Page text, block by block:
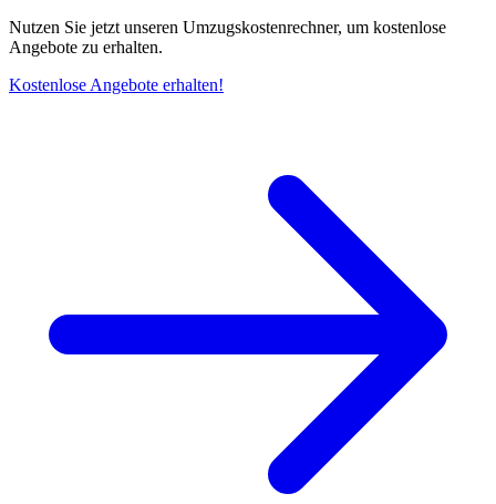
Nutzen Sie jetzt unseren Umzugskostenrechner, um kostenlose
Angebote zu erhalten.
Kostenlose Angebote erhalten!